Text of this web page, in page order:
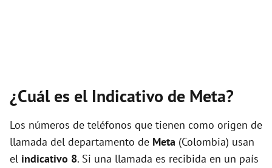
¿Cuál es el Indicativo de Meta?
Los números de teléfonos que tienen como origen de
llamada del departamento de Meta (Colombia) usan
el indicativo 8. Si una llamada es recibida en un país